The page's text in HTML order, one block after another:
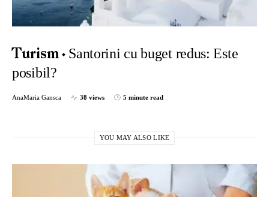
Turism
Santorini cu buget redus: Este
posibil?
AnaMaria Gansca 38 views 5 minute read
YOU MAY ALSO LIKE